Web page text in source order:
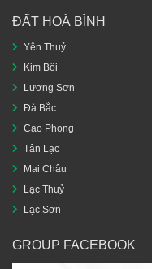
ĐẤT HOÀ BÌNH
Yên Thuỷ
Kim Bôi
Lương Sơn
Đà Bắc
Cao Phong
Tân Lạc
Mai Châu
Lạc Thuỷ
Lạc Sơn
GROUP FACEBOOK